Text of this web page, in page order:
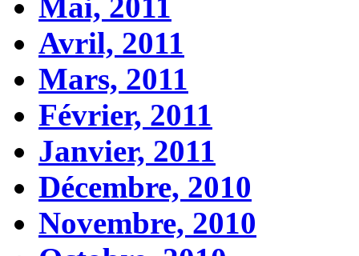
Avril, 2011
Mars, 2011
Février, 2011
Janvier, 2011
Décembre, 2010
Novembre, 2010